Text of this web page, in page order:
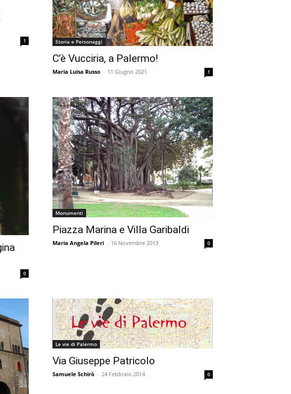
1 Storia e Personaggi
C’è Vucciria, a Palermo!
Maria Luisa Russo - 11 Giugno 2021 1
0
Monumenti
Piazza Marina e Villa Garibaldi
Maria Angela Pileri - 16 Novembre 2013 0
Le vie di Palermo
Via Giuseppe Patricolo
Samuele Schirò - 24 Febbraio 2014 0